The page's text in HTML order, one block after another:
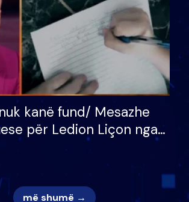
kanë fund/ Mesazhe
për Ledion Liçon nga
dot lotët: Nuk meritoj…
më shumë →